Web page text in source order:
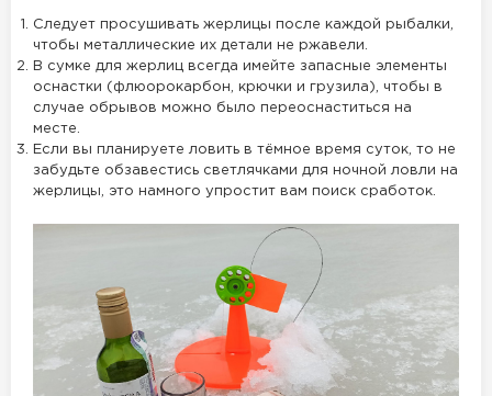
Следует просушивать жерлицы после каждой рыбалки,
чтобы металлические их детали не ржавели.
В сумке для жерлиц всегда имейте запасные элементы
оснастки (флюорокарбон, крючки и грузила), чтобы в
случае обрывов можно было переоснаститься на
месте.
Если вы планируете ловить в тёмное время суток, то не
забудьте обзавестись светлячками для ночной ловли на
жерлицы, это намного упростит вам поиск сработок.